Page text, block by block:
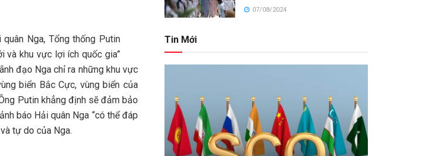
Nga, Tổng thống Putin
và khu vực lợi ích quốc gia”
đạo Nga chỉ ra những khu vực
biển Bắc Cực, vùng biển của
Putin khẳng định sẽ đảm bảo
báo Hải quân Nga “có thể đáp
tự do của Nga.
07/08/2024
Tin Mới